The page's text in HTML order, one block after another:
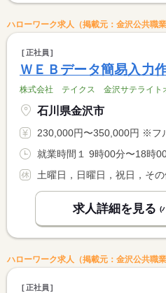
ハローワーク求人（掲載元：金沢公共職業
正社員
ＷＥＢデータ簡易入力
株式会社 テイクス 金沢サテライト
石川県金沢市
230,000円〜350,000円 ※フルタイム求人の場合は月額（換算
就業時間１ 9時00分〜18時
土曜日，日曜日，祝日，そ
求人詳細を見る (
ハローワーク求人（掲載元：金沢公共職業
正社員